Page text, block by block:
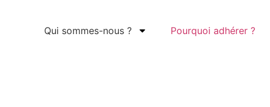
Qui sommes-nous ? Pourquoi adhérer ?